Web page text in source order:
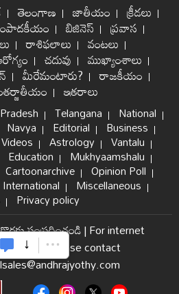
తెలంగాణ జాతీయం క్రీడలు
బిజినెస్ ప్రవాస
రాశిఫలాలు వంటలు
చదువు ముఖ్యాంశాలు
మీరేమంటారు? రాజకీయం
ఇతరాలు
Telangana National
Navya Editorial Business
Videos Astrology Vantalu
Education Mukhyaamshalu
Cartoonarchive Opinion Poll
International Miscellaneous
Privacy policy
సంప్రదించండి|For internet
sales please contact